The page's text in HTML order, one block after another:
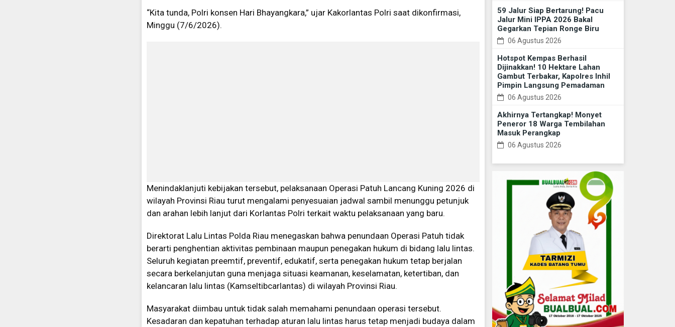
“Kita tunda, Polri konsen Hari Bhayangkara,” ujar Kakorlantas Polri saat dikonfirmasi,
Minggu (7/6/2026).
Menindaklanjuti kebijakan tersebut, pelaksanaan Operasi Patuh Lancang Kuning 2026 di
wilayah Provinsi Riau turut mengalami penyesuaian jadwal sambil menunggu petunjuk
dan arahan lebih lanjut dari Korlantas Polri terkait waktu pelaksanaan yang baru.
Direktorat Lalu Lintas Polda Riau menegaskan bahwa penundaan Operasi Patuh tidak
berarti penghentian aktivitas pembinaan maupun penegakan hukum di bidang lalu lintas.
Seluruh kegiatan preemtif, preventif, edukatif, serta penegakan hukum tetap berjalan
secara berkelanjutan guna menjaga situasi keamanan, keselamatan, ketertiban, dan
kelancaran lalu lintas (Kamseltibcarlantas) di wilayah Provinsi Riau.
Masyarakat diimbau untuk tidak salah memahami penundaan operasi tersebut.
Kesadaran dan kepatuhan terhadap aturan lalu lintas harus tetap menjadi budaya dalam
59 Jalur Siap Bertarung! Pacu
Jalur Mini IPPA 2026 Bakal
Gegarkan Tepian Ronge Biru
06 Agustus 2026
Hotspot Kempas Berhasil
Dijinakkan! 10 Hektare Lahan
Gambut Terbakar, Kapolres Inhil
Pimpin Langsung Pemadaman
06 Agustus 2026
Akhirnya Tertangkap! Monyet
Peneror 18 Warga Tembilahan
Masuk Perangkap
06 Agustus 2026